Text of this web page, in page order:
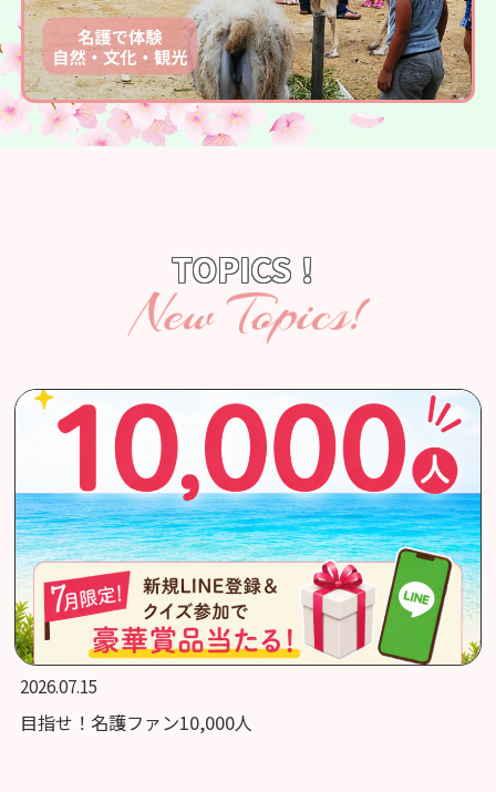
TOPICS！
2026.07.15
目指せ！名護ファン10,000人